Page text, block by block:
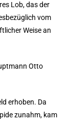
Lob, das der
vom
Weise an
Otto
erhoben. Da
zunahm, kam